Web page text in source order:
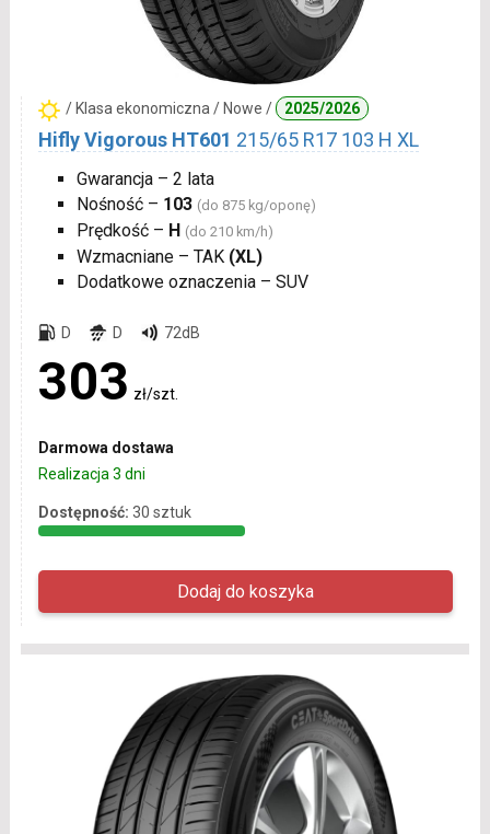
/ Klasa ekonomiczna / Nowe / 2025/2026
Hifly Vigorous HT601 215/65 R17 103 H XL
Gwarancja – 2 lata
Nośność – 103 (do 875 kg/oponę)
Prędkość – H (do 210 km/h)
Wzmacniane – TAK (XL)
Dodatkowe oznaczenia – SUV
D D 72dB
303 zł/szt.
Darmowa dostawa
Realizacja 3 dni
Dostępność: 30 sztuk